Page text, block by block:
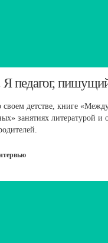
педагог,
детстве, книге
занятиях литературой и